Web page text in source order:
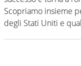
Scopriamo insieme
degli Stati Uniti e